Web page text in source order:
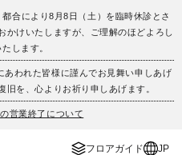
合により8月8日（土）を臨時休診とさ
かけいたしますが、ご理解のほどよろし
します。
あわれた皆様に謹んでお見舞い申しあげ
旧を、心よりお祈り申しあげます。
営業終了について
フロアガイド JP